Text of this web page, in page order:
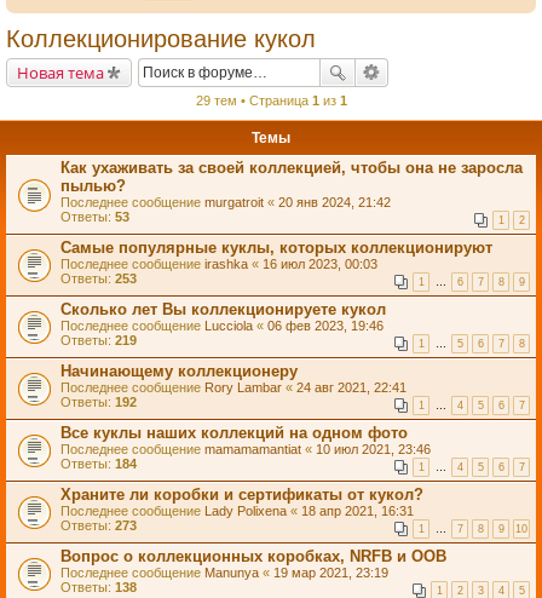
Коллекционирование кукол
Новая тема
29 тем • Страница 1 из 1
Темы
Как ухаживать за своей коллекцией, чтобы она не заросла
пылью?
Последнее сообщение murgatroit « 20 янв 2024, 21:42
Ответы: 53 1 2
Самые популярные куклы, которых коллекционируют
Последнее сообщение irashka « 16 июл 2023, 00:03
Ответы: 253 1 … 6 7 8 9
Сколько лет Вы коллекционируете кукол
Последнее сообщение Lucciola « 06 фев 2023, 19:46
Ответы: 219 1 … 5 6 7 8
Начинающему коллекционеру
Последнее сообщение Rory Lambar « 24 авг 2021, 22:41
Ответы: 192 1 … 4 5 6 7
Все куклы наших коллекций на одном фото
Последнее сообщение mamamamantiat « 10 июл 2021, 23:46
Ответы: 184 1 … 4 5 6 7
Храните ли коробки и сертификаты от кукол?
Последнее сообщение Lady Polixena « 18 апр 2021, 16:31
Ответы: 273 1 … 7 8 9 10
Вопрос о коллекционных коробках, NRFB и OOB
Последнее сообщение Manunya « 19 мар 2021, 23:19
Ответы: 138 1 2 3 4 5